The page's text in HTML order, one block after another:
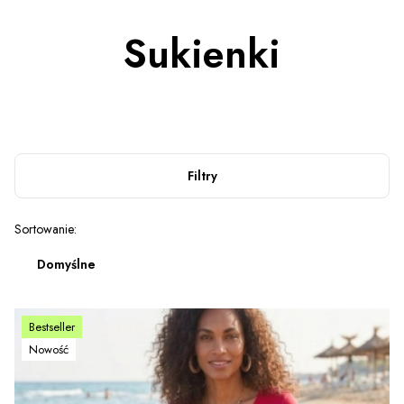
Sukienki
Filtry
Lista produktów
Sortowanie:
Domyślne
Bestseller
Nowość